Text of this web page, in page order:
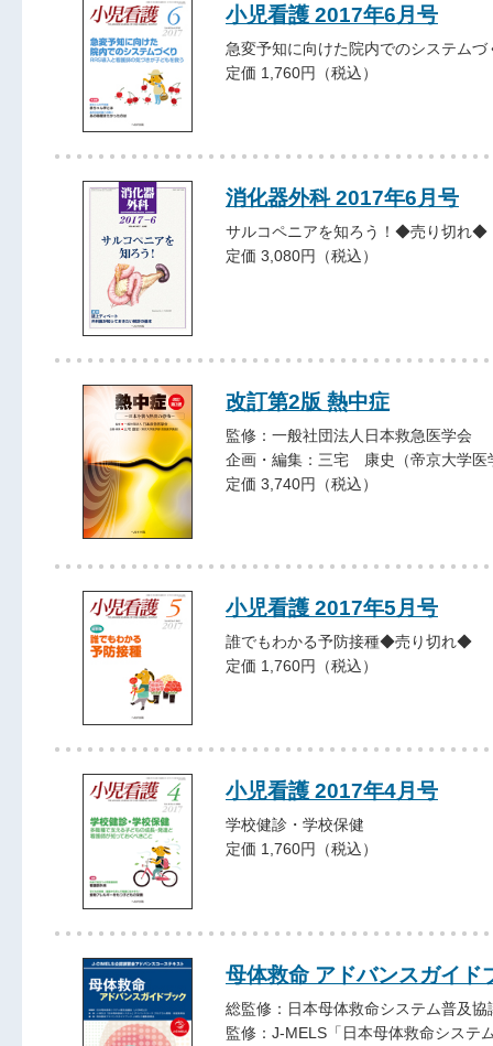
小児看護 2017年6月号
急変予知に向けた院内でのシステムづ
定価 1,760円（税込）
消化器外科 2017年6月号
サルコペニアを知ろう！◆売り切れ◆
定価 3,080円（税込）
改訂第2版 熱中症
監修：一般社団法人日本救急医学会
企画・編集：三宅 康史（帝京大学医
定価 3,740円（税込）
小児看護 2017年5月号
誰でもわかる予防接種◆売り切れ◆
定価 1,760円（税込）
小児看護 2017年4月号
学校健診・学校保健
定価 1,760円（税込）
母体救命 アドバンスガイド
総監修：日本母体救命システム普及
監修：J-MELS「日本母体救命システ